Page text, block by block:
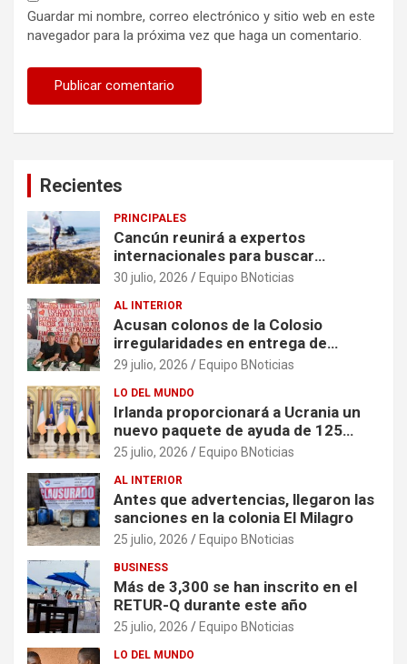
Guardar mi nombre, correo electrónico y sitio web en este
navegador para la próxima vez que haga un comentario.
Recientes
PRINCIPALES
Cancún reunirá a expertos
internacionales para buscar
soluciones al problema del sargazo
30 julio, 2026 Equipo BNoticias
AL INTERIOR
Acusan colonos de la Colosio
irregularidades en entrega de
escrituras
29 julio, 2026 Equipo BNoticias
LO DEL MUNDO
Irlanda proporcionará a Ucrania un
nuevo paquete de ayuda de 125
millones de euros
25 julio, 2026 Equipo BNoticias
AL INTERIOR
Antes que advertencias, llegaron las
sanciones en la colonia El Milagro
25 julio, 2026 Equipo BNoticias
BUSINESS
Más de 3,300 se han inscrito en el
RETUR-Q durante este año
25 julio, 2026 Equipo BNoticias
LO DEL MUNDO